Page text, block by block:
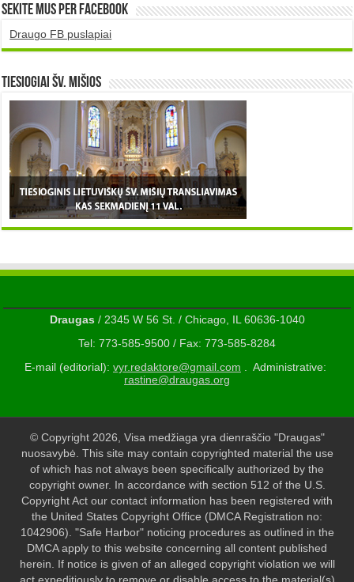
Sekite mus per Facebook
Draugo FB puslapiai
TIESIOGIAI šv. MIŠIOS
Draugas/ 2345 W 56 St. / Chicago, IL 60636-1040
Tel: 773-585-9500 / Fax: 773-585-8284
E-mail (editorial): vyr.redaktore@gmail.com . Administrative:
rastine@draugas.org
© Copyright 2026, Visa medžiaga yra dienraščio "Draugas"
nuosavybė. This site may contain copyrighted material the use
of which has not always been specifically authorized by the
copyright owner. In accordance with section 512 of the U.S.
Copyright Act our contact information has been registered with
the United States Copyright Office (DMCA Registration no:
1042906). "Safe Harbor" noticing procedures as outlined in the
DMCA apply to this website concerning all content published
herein. If notice is given of an alleged copyright violation we will